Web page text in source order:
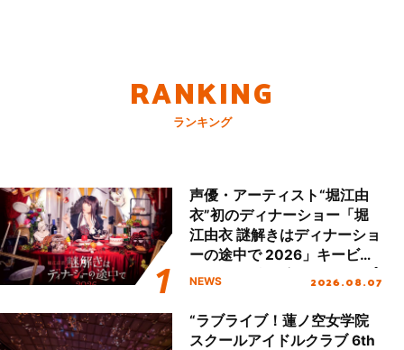
RANKING
ランキング
声優・アーティスト“堀江由
衣”初のディナーショー「堀
江由衣 謎解きはディナーショ
ーの途中で 2026」キービジ
ュアル＆グッズラインナップ
NEWS 2026.08.07
“ラブライブ！蓮ノ空女学院
スクールアイドルクラブ 6th